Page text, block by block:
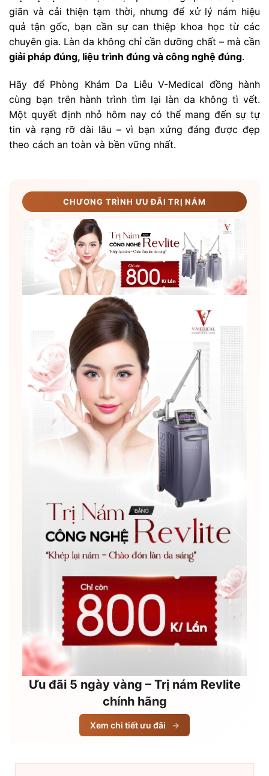
giãn và cải thiện tạm thời, nhưng để xử lý nám hiệu
quả tận gốc, bạn cần sự can thiệp khoa học từ các
chuyên gia. Làn da không chỉ cần dưỡng chất – mà cần
giải pháp đúng, liệu trình đúng và công nghệ đúng.
Hãy để Phòng Khám Da Liễu V-Medical đồng hành
cùng bạn trên hành trình tìm lại làn da không tì vết.
Một quyết định nhỏ hôm nay có thể mang đến sự tự
tin và rạng rỡ dài lâu – vì bạn xứng đáng được đẹp
theo cách an toàn và bền vững nhất.
CHƯƠNG TRÌNH ƯU ĐÃI TRỊ NÁM
Ưu đãi 5 ngày vàng – Trị nám Revlite
chính hãng
Xem chi tiết ưu đãi →